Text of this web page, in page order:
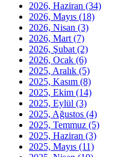
2026, Haziran (34)
2026, Mayıs (18)
2026, Nisan (3)
2026, Mart (7)
2026, Şubat (2)
2026, Ocak (6)
2025, Aralık (5)
2025, Kasım (8)
2025, Ekim (14)
2025, Eylül (3)
2025, Ağustos (4)
2025, Temmuz (5)
2025, Haziran (3)
2025, Mayıs (11)